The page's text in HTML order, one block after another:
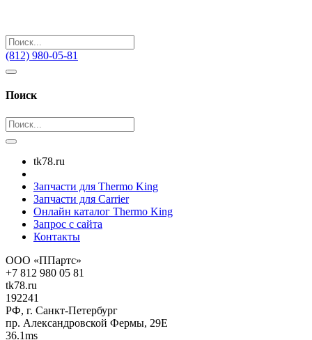
(812) 980-05-81
Поиск
tk78.ru
Запчасти для Thermo King
Запчасти для Carrier
Онлайн каталог Thermo King
Запрос с сайта
Контакты
ООО «ППартс»
+7 812 980 05 81
tk78.ru
192241
РФ, г. Санкт-Петербург
пр. Александровской Фермы, 29Е
36.1ms